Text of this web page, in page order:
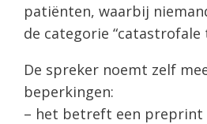
patiënten, waarbij
de categorie “catastrofale
De spreker noemt zelf
beperkingen:
– het betreft een preprint